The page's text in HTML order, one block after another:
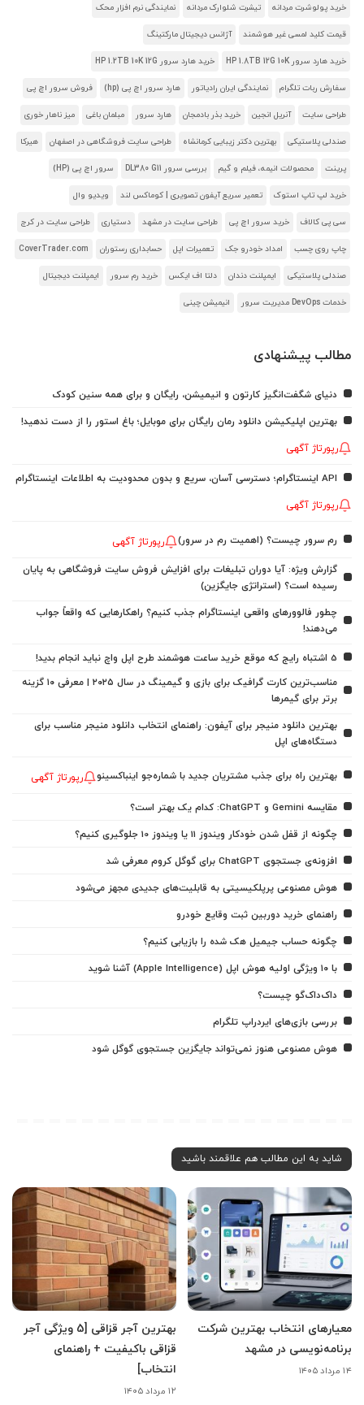
خرید پولوشرت مردانه تیشرت شلوارک مردانه نمایندگی نرم افزار محک
قیمت کلید لمسی غیر هوشمند آژانس دیجیتال مارکتینگ
خرید هارد سرور HP 1.8TB 12G 10K خرید هارد سرور HP 1.2TB 10K 12G
سفارش ربات تلگرام نمایندگی ایران رادیاتور هارد سرور اچ پی (hp) فروش سرور اچ پی
طراحی سایت آنریل انجین خرید بذر بادمجان هارد سرور مبلمان باغی میز ناهار خوری
صندلی پلاستیکی بهترین دکتر زیبایی کرمانشاه طراحی سایت فروشگاهی در اصفهان هیرکا
پرینت محصولات انیمه، فیلم و گیم بررسی سرور DL380 G11 سرور اچ پی (HP)
خرید لپ تاپ استوک تعمیر سریع آیفون تصویری | کوماکس لند ویدیو وال
سی پی کالاف خرید سرور اچ پی طراحی سایت در مشهد دستیاری طراحی سایت در کرج
چاپ روی چسب امداد خودرو جک تعمیرات اپل حسابداری رستوران CoverTrader.com
صندلی پلاستیکی ایمپلنت دندان دلتا اف ایکس خرید رم سرور ایمپلنت دیجیتال
خدمات DevOps مدیریت سرور انیمیشن چینی
مطالب پیشنهادی
دنیای شگفت‌انگیز کارتون و انیمیشن، رایگان و برای همه سنین کودک
بهترین اپلیکیشن دانلود رمان رایگان برای موبایل؛ باغ استور را از دست ندهید!
رپورتاژ آگهی
API اینستاگرام؛ دسترسی آسان، سریع و بدون محدودیت به اطلاعات اینستاگرام
رپورتاژ آگهی
رم سرور چیست؟ (اهمیت رم در سرور) رپورتاژ آگهی
گزارش ویژه: آیا دوران تبلیغات برای افزایش فروش سایت فروشگاهی به پایان
رسیده است؟ (استراتژی جایگزین)
چطور فالوورهای واقعی اینستاگرام جذب کنیم؟ راهکارهایی که واقعاً جواب
می‌دهند!
5 اشتباه رایج که موقع خرید ساعت هوشمند طرح اپل واچ نباید انجام بدید!
مناسب‌ترین کارت گرافیک برای بازی و گیمینگ در سال ۲۰۲۵ | معرفی ۱۰ گزینه
برتر برای گیمرها
بهترین دانلود منیجر برای آیفون: راهنمای انتخاب دانلود منیجر مناسب برای
دستگاه‌های اپل
بهترین راه برای جذب مشتریان جدید با شماره‌جو اینباکسینو رپورتاژ آگهی
مقایسه Gemini و ChatGPT: کدام یک بهتر است؟
چگونه از قفل شدن خودکار ویندوز 11 یا ویندوز 10 جلوگیری کنیم؟
افزونه‌ی جستجوی ChatGPT برای گوگل کروم معرفی شد
هوش مصنوعی پرپلکیسیتی به قابلیت‌های جدیدی مجهز می‌شود
راهنمای خرید دوربین ثبت وقایع خودرو
چگونه حساب جیمیل هک شده را بازیابی کنیم؟
با ۱۰ ویژگی اولیه هوش اپل (Apple Intelligence) آشنا شوید
داک‌داک‌گو چیست؟
بررسی بازی‌های ایردراپ تلگرام
هوش مصنوعی هنوز نمی‌تواند جایگزین جستجوی گوگل شود
شاید به این مطالب هم علاقمند باشید
معیارهای انتخاب بهترین شرکت
برنامه‌نویسی در مشهد
۱۴ مرداد ۱۴۰۵
بهترین آجر قزاقی [5 ویژگی آجر
قزاقی باکیفیت + راهنمای
انتخاب]
۱۲ مرداد ۱۴۰۵